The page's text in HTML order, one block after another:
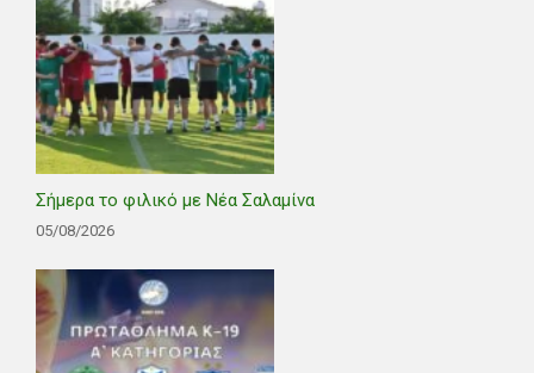
Σήμερα το φιλικό με Νέα Σαλαμίνα
05/08/2026